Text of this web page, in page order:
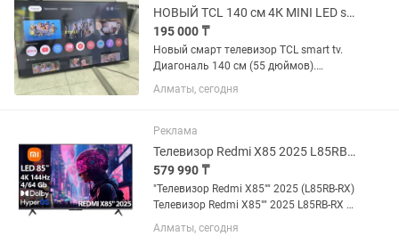
НОВЫЙ TCL 140 см 4К MINI LED smart tv телевизор
195 000 ₸
Новый смарт телевизор TCL smart tv.
Диагональ 140 см (55 дюймов).
Коробка, пульт и ножки в комплекте.
Такой на каспи стоит больше 200 тыс.
Алматы, сегодня
Реклама
Телевизор Redmi X85 2025 L85RB-RX [216см, 4K/144Hz, Direct LED 500Нит]
579 990 ₸
"Телевизор Redmi X85"" 2025 (L85RB-RX)
Телевизор Redmi X85"" 2025 L85RB-RX –
доступный вариант для тех, кто ищет
качественное устройство и для
Алматы, сегодня